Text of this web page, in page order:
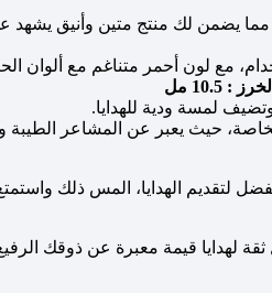
يضمن لك منتج متين وأنيق يشهد
مع لون أحمر متناغم مع ألوان
: 10.5 مل
لمسة ودية للهدايا.
حيث يعبر عن المشاعر الطيبة
لتقديم الهدايا، المس ذلك
ثقة لهدايا قيمة معبرة عن ذوقك